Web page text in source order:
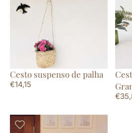
Cesto suspenso de palha
€14,15
€